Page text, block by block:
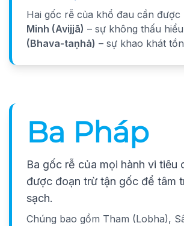
Hai gốc rễ của khổ đau cần được
Minh (Avijjā) – sự không thấu
(Bhava-taṇhā) – sự khao khát
Ba Pháp
Ba gốc rễ của mọi hành vi tiêu
được đoạn trừ tận gốc để tâm
sạch.
Chúng bao gồm Tham (Lobha),